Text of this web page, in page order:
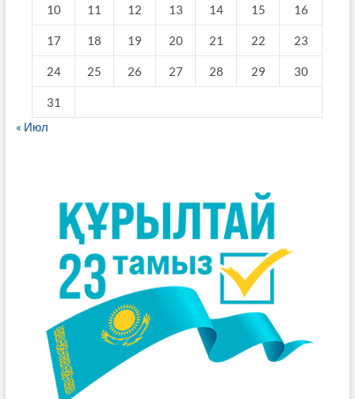
10 11 12 13 14 15 16
17 18 19 20 21 22 23
24 25 26 27 28 29 30
31
« Июл